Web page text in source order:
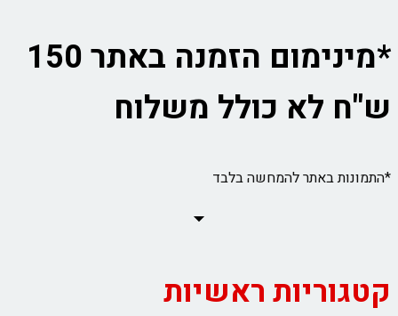
*מינימום הזמנה באתר 150
ש"ח לא כולל משלוח
*התמונות באתר להמחשה בלבד
קטגוריות ראשיות